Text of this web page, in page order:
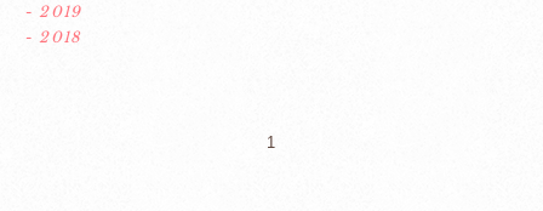
- 2019
- 2018
1